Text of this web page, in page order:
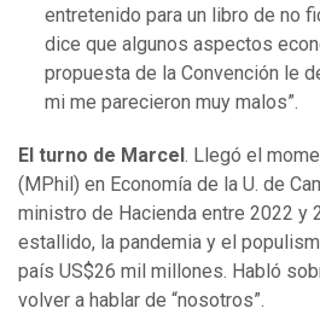
entretenido para un libro de no
dice que algunos aspectos
propuesta de la Convención le
mi me parecieron muy malos”.
El turno de Marcel . Llegó el
(MPhil) en Economía de la U. de
ministro de Hacienda entre 2022 y
estallido, la pandemia y el
país US$26 mil millones. Habló
volver a hablar de “nosotros”.